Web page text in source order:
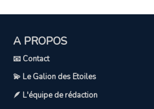
A PROPOS
📧 Contact
💫 Le Galion des Etoiles
🪶 L'équipe de rédaction